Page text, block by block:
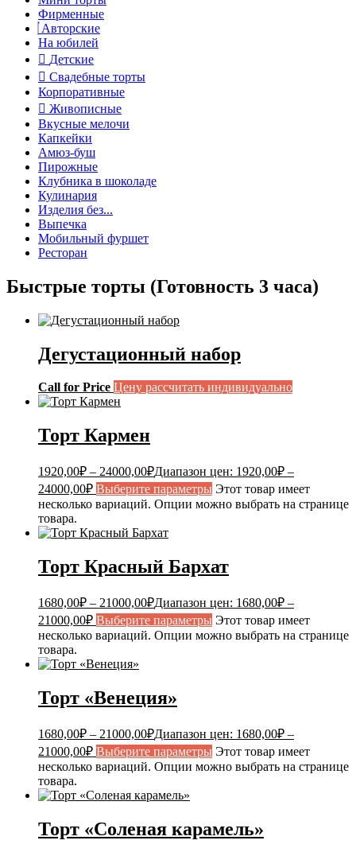
Фирменные
Авторские
На юбилей
Детские
Свадебные торты
Корпоративные
Живописные
Вкусные мелочи
Капкейки
Амюз-буш
Пирожные
Клубника в шоколаде
Кулинария
Изделия без...
Выпечка
Мобильный фуршет
Ресторан
Быстрые торты (Готовность 3 часа)
Дегустационный набор
Call for Price Цену рассчитать индивидуально
Торт Кармен
1920,00₽ – 24000,00₽Диапазон цен: 1920,00₽ –
24000,00₽ Выберите параметры Этот товар имеет
несколько вариаций. Опции можно выбрать на странице
товара.
Торт Красный Бархат
1680,00₽ – 21000,00₽Диапазон цен: 1680,00₽ –
21000,00₽ Выберите параметры Этот товар имеет
несколько вариаций. Опции можно выбрать на странице
товара.
Торт «Венеция»
1680,00₽ – 21000,00₽Диапазон цен: 1680,00₽ –
21000,00₽ Выберите параметры Этот товар имеет
несколько вариаций. Опции можно выбрать на странице
товара.
Торт «Соленая карамель»